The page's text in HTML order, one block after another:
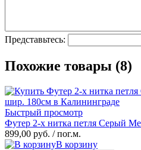
Представьтесь:
Похожие товары (8)
Быстрый просмотр
Футер 2-х нитка петля Серый
899,00 руб. / пог.м.
В корзину